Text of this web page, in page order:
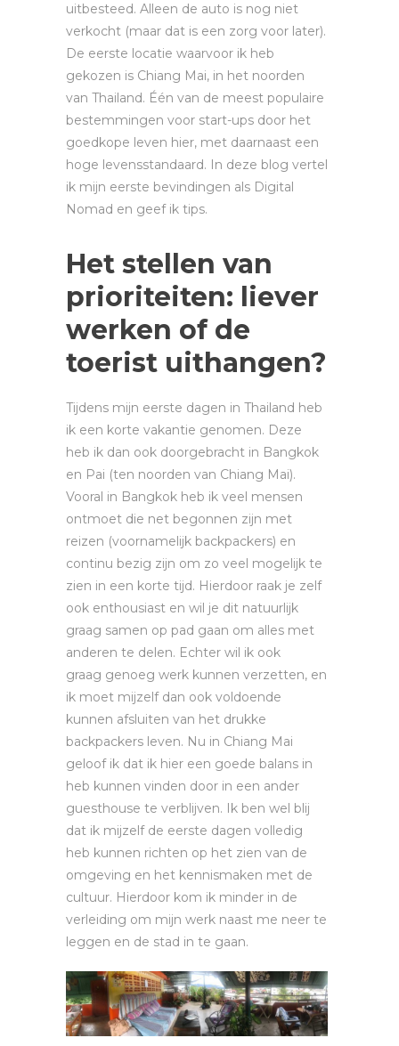
uitbesteed. Alleen de auto is nog niet
verkocht (maar dat is een zorg voor later).
De eerste locatie waarvoor ik heb
gekozen is Chiang Mai, in het noorden
van Thailand. Één van de meest populaire
bestemmingen voor start-ups door het
goedkope leven hier, met daarnaast een
hoge levensstandaard. In deze blog vertel
ik mijn eerste bevindingen als Digital
Nomad en geef ik tips.
Het stellen van
prioriteiten: liever
werken of de
toerist uithangen?
Tijdens mijn eerste dagen in Thailand heb
ik een korte vakantie genomen. Deze
heb ik dan ook doorgebracht in Bangkok
en Pai (ten noorden van Chiang Mai).
Vooral in Bangkok heb ik veel mensen
ontmoet die net begonnen zijn met
reizen (voornamelijk backpackers) en
continu bezig zijn om zo veel mogelijk te
zien in een korte tijd. Hierdoor raak je zelf
ook enthousiast en wil je dit natuurlijk
graag samen op pad gaan om alles met
anderen te delen. Echter wil ik ook
graag genoeg werk kunnen verzetten, en
ik moet mijzelf dan ook voldoende
kunnen afsluiten van het drukke
backpackers leven. Nu in Chiang Mai
geloof ik dat ik hier een goede balans in
heb kunnen vinden door in een ander
guesthouse te verblijven. Ik ben wel blij
dat ik mijzelf de eerste dagen volledig
heb kunnen richten op het zien van de
omgeving en het kennismaken met de
cultuur. Hierdoor kom ik minder in de
verleiding om mijn werk naast me neer te
leggen en de stad in te gaan.